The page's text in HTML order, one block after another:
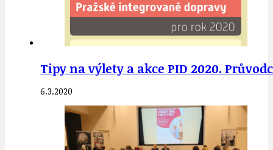
Tipy na výlety a akce PID 2020.
6.3.2020